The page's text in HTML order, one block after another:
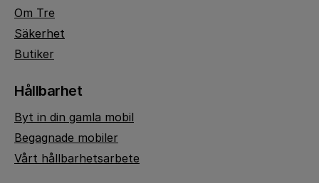
Om Tre
Säkerhet
Butiker
Hållbarhet
Byt in din gamla mobil
Begagnade mobiler
Vårt hållbarhetsarbete